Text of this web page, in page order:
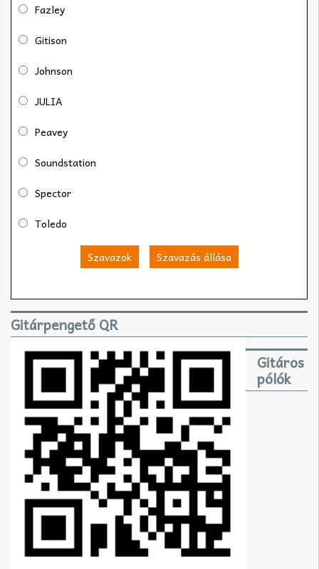
Fazley
Gitison
Johnson
JULIA
Peavey
Soundstation
Spector
Toledo
Szavazok Szavazás állása
Gitárpengető QR
Gitáros
pólók